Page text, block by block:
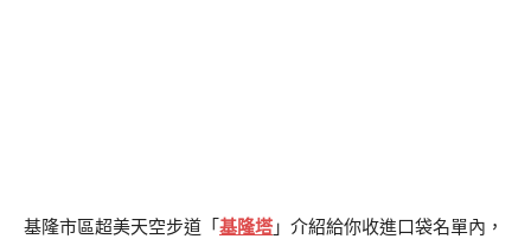
基隆市區超美天空步道「 基隆塔 」介紹給你收進口袋名單內，